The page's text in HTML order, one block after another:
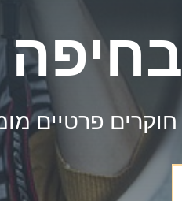
בחיפה
חוקרים פרטיים